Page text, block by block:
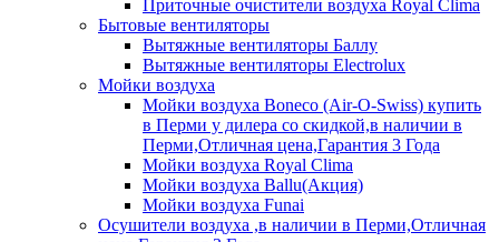
Приточные очистители воздуха Royal Clima
Бытовые вентиляторы
Вытяжные вентиляторы Баллу
Вытяжные вентиляторы Electrolux
Мойки воздуха
Мойки воздуха Boneco (Air-O-Swiss) купить
в Перми у дилера со скидкой,в наличии в
Перми,Отличная цена,Гарантия 3 Года
Мойки воздуха Royal Clima
Мойки воздуха Ballu(Акция)
Мойки воздуха Funai
Осушители воздуха ,в наличии в Перми,Отличная